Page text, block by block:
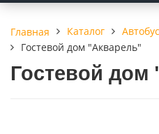
Главная Каталог
Гостевой дом "Акварель"
Гостевой дом